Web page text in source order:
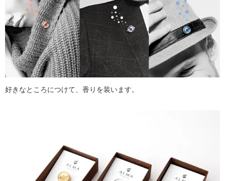
好きなところにつけて、香りを装います。